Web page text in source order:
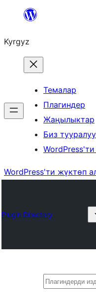
Мазмунга
Kyrgyz
Темалар
Плагиндер
Жаңылыктар
Биз тууралуу
WordPress'ти жүктөп
Plugin Directory
Издөө